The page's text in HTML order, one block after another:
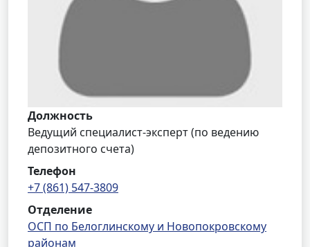
Должность
Ведущий специалист-эксперт (по ведению
депозитного счета)
Телефон
+7 (861) 547-3809
Отделение
ОСП по Белоглинскому и Новопокровскому
районам